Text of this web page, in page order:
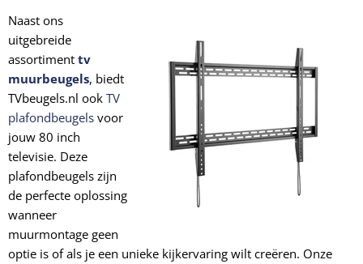
Naast ons
uitgebreide
assortiment tv
muurbeugels, biedt
TVbeugels.nl ook TV
plafondbeugels voor
jouw 80 inch
televisie. Deze
plafondbeugels zijn
de perfecte oplossing
wanneer
muurmontage geen
optie is of als je een unieke kijkervaring wilt creëren. Onze